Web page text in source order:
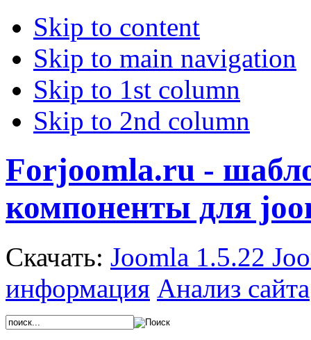
Skip to content
Skip to main navigation
Skip to 1st column
Skip to 2nd column
Forjoomla.ru -
компоненты для
Скачать: Joomla 1.5.22
информация Анализ сайта